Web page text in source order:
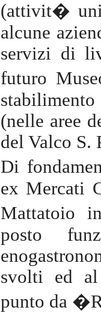
(attivit�
alcune
servizi di
futuro
(nelle aree
del Valco S.
Di
ex Mercati
Mattatoio
posto
svolti ed al
punto da